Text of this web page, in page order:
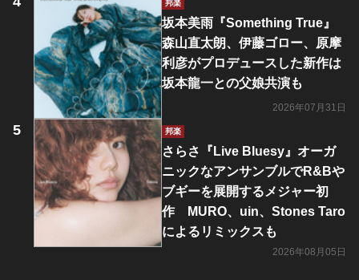
邦楽
坂本美雨『Something True』
森山直太朗、伊藤ゴロー、原摩
利彦がプロデュースした新作は
坂本龍一との父娘共演も
2026年07月31日
邦楽
さらさ『Live Bluesy』オーガ
ニックなアンサンブルでR&Bや
ブギーを展開するメジャー初
作 MURO、uin、Stones Taro
によるリミックスも
2026年08月05日